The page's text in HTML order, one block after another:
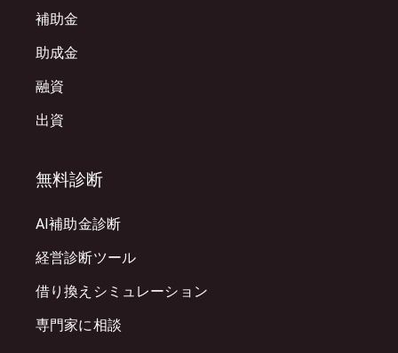
補助金
助成金
融資
出資
無料診断
AI補助金診断
経営診断ツール
借り換えシミュレーション
専門家に相談